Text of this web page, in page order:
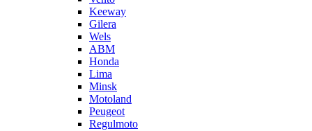
Keeway
Gilera
Wels
ABM
Honda
Lima
Minsk
Motoland
Peugeot
Regulmoto